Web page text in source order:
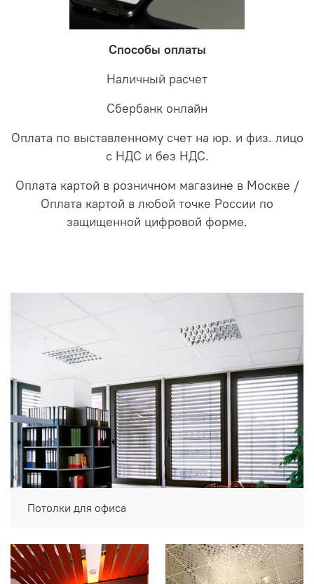
Способы оплаты
Наличный расчет
Сбербанк онлайн
Оплата по выставленному счет на юр. и физ. лицо
с НДС и без НДС.
Оплата картой в розничном магазине в Москве /
Оплата картой в любой точке России по
защищенной цифровой форме.
Потолки для офиса